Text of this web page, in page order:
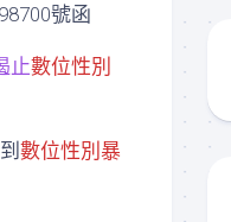
評
認
住
號函
止數位性別
數位性別暴